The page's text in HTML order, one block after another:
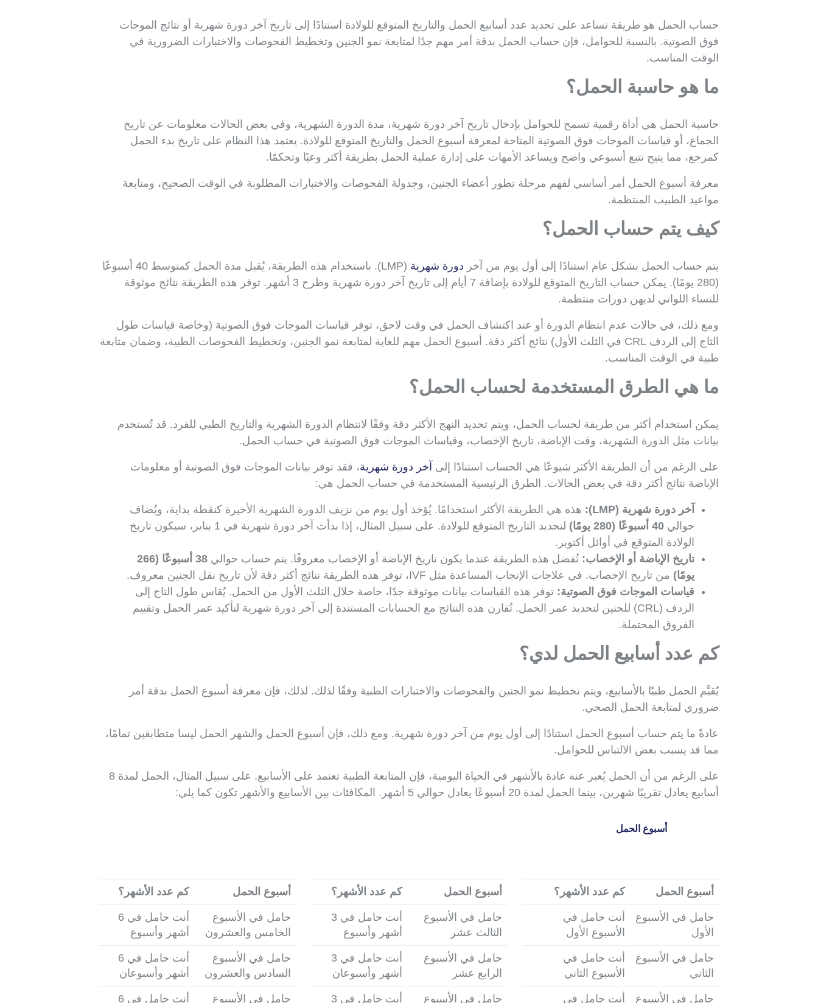
حساب الحمل هو طريقة تساعد على تحديد عدد أسابيع الحمل والتاريخ المتوقع للولادة استنادًا إلى تاريخ آخر دورة شهرية أو نتائج الموجات
فوق الصوتية. بالنسبة للحوامل، فإن حساب الحمل بدقة أمر مهم جدًا لمتابعة نمو الجنين وتخطيط الفحوصات والاختبارات الضرورية في
الوقت المناسب.
ما هو حاسبة الحمل؟
حاسبة الحمل هي أداة رقمية تسمح للحوامل بإدخال تاريخ آخر دورة شهرية، مدة الدورة الشهرية، وفي بعض الحالات معلومات عن تاريخ
الجماع، أو قياسات الموجات فوق الصوتية المتاحة لمعرفة أسبوع الحمل والتاريخ المتوقع للولادة. يعتمد هذا النظام على تاريخ بدء الحمل
كمرجع، مما يتيح تتبع أسبوعي واضح ويساعد الأمهات على إدارة عملية الحمل بطريقة أكثر وعيًا وتحكمًا.
معرفة أسبوع الحمل أمر أساسي لفهم مرحلة تطور أعضاء الجنين، وجدولة الفحوصات والاختبارات المطلوبة في الوقت الصحيح، ومتابعة
مواعيد الطبيب المنتظمة.
كيف يتم حساب الحمل؟
يتم حساب الحمل بشكل عام استنادًا إلى أول يوم من آخر دورة شهرية
(LMP). باستخدام هذه الطريقة، يُقبل مدة الحمل كمتوسط 40 أسبوعًا
(280 يومًا). يمكن حساب التاريخ المتوقع للولادة بإضافة 7 أيام إلى تاريخ آخر دورة شهرية وطرح 3 أشهر. توفر هذه الطريقة نتائج موثوقة
للنساء اللواتي لديهن دورات منتظمة.
ومع ذلك، في حالات عدم انتظام الدورة أو عند اكتشاف الحمل في وقت لاحق، توفر قياسات الموجات فوق الصوتية (وخاصة قياسات طول
التاج إلى الردف CRL في الثلث الأول) نتائج أكثر دقة. أسبوع الحمل مهم للغاية لمتابعة نمو الجنين، وتخطيط الفحوصات الطبية، وضمان متابعة
طبية في الوقت المناسب.
ما هي الطرق المستخدمة لحساب الحمل؟
يمكن استخدام أكثر من طريقة لحساب الحمل، ويتم تحديد النهج الأكثر دقة وفقًا لانتظام الدورة الشهرية والتاريخ الطبي للفرد. قد تُستخدم
بيانات مثل الدورة الشهرية، وقت الإباضة، تاريخ الإخصاب، وقياسات الموجات فوق الصوتية في حساب الحمل.
على الرغم من أن الطريقة الأكثر شيوعًا هي الحساب استنادًا إلى آخر دورة شهرية، فقد توفر بيانات الموجات فوق الصوتية أو معلومات
الإباضة نتائج أكثر دقة في بعض الحالات. الطرق الرئيسية المستخدمة في حساب الحمل هي:
آخر دورة شهرية (LMP):
هذه هي الطريقة الأكثر استخدامًا. يُؤخذ أول يوم من نزيف الدورة الشهرية الأخيرة كنقطة بداية، ويُضاف
حوالي 40 أسبوعًا (280 يومًا)
لتحديد التاريخ المتوقع للولادة. على سبيل المثال، إذا بدأت آخر دورة شهرية في 1 يناير، سيكون تاريخ
الولادة المتوقع في أوائل أكتوبر.
تاريخ الإباضة أو الإخصاب: تُفضل هذه الطريقة عندما يكون تاريخ الإباضة أو الإخصاب معروفًا. يتم حساب حوالي
38 أسبوعًا (266
يومًا) من تاريخ الإخصاب. في علاجات الإنجاب المساعدة مثل IVF، توفر هذه الطريقة نتائج أكثر دقة لأن تاريخ نقل الجنين معروف.
قياسات الموجات فوق الصوتية: توفر هذه القياسات بيانات موثوقة جدًا، خاصة خلال الثلث الأول من الحمل. يُقاس طول التاج إلى
الردف (CRL) للجنين لتحديد عمر الحمل. تُقارن هذه النتائج مع الحسابات المستندة إلى آخر دورة شهرية لتأكيد عمر الحمل وتقييم
الفروق المحتملة.
كم عدد أسابيع الحمل لدي؟
يُقيَّم الحمل طبيًا بالأسابيع، ويتم تخطيط نمو الجنين والفحوصات والاختبارات الطبية وفقًا لذلك. لذلك، فإن معرفة أسبوع الحمل بدقة أمر
ضروري لمتابعة الحمل الصحي.
عادةً ما يتم حساب أسبوع الحمل استنادًا إلى أول يوم من آخر دورة شهرية. ومع ذلك، فإن أسبوع الحمل والشهر الحمل ليسا متطابقين تمامًا،
مما قد يسبب بعض الالتباس للحوامل.
على الرغم من أن الحمل يُعبر عنه عادة بالأشهر في الحياة اليومية، فإن المتابعة الطبية تعتمد على الأسابيع. على سبيل المثال، الحمل لمدة 8
أسابيع يعادل تقريبًا شهرين، بينما الحمل لمدة 20 أسبوعًا يعادل حوالي 5 أشهر. المكافئات بين الأسابيع والأشهر تكون كما يلي:
أسبوع الحمل
أسبوع الحمل كم عدد الأشهر؟
حامل في الأسبوع
الأول
أنت حامل في
الأسبوع الأول
حامل في الأسبوع
الثاني
أنت حامل في
الأسبوع الثاني
حامل في الأسبوع أنت حامل في
أسبوع الحمل كم عدد الأشهر؟
حامل في الأسبوع
الثالث عشر
أنت حامل في 3
أشهر وأسبوع
حامل في الأسبوع
الرابع عشر
أنت حامل في 3
أشهر وأسبوعان
حامل في الأسبوع أنت حامل في 3
أسبوع الحمل كم عدد الأشهر؟
حامل في الأسبوع
الخامس والعشرون
أنت حامل في 6
أشهر وأسبوع
حامل في الأسبوع
السادس والعشرون
أنت حامل في 6
أشهر وأسبوعان
حامل في الأسبوع أنت حامل في 6